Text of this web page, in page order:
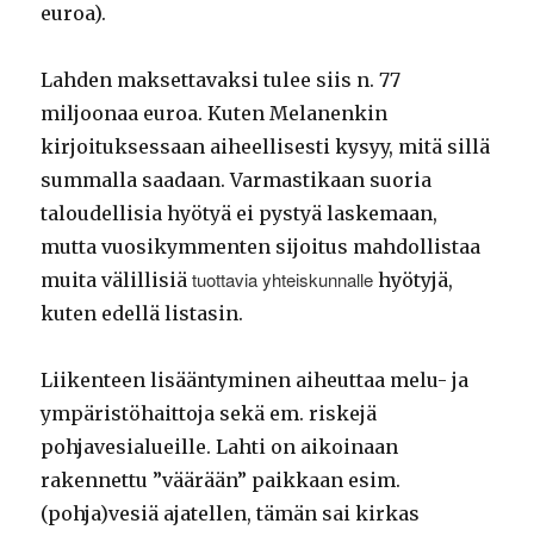
euroa).
Lahden maksettavaksi tulee siis n. 77
miljoonaa euroa. Kuten Melanenkin
kirjoituksessaan aiheellisesti kysyy, mitä sillä
summalla saadaan. Varmastikaan suoria
taloudellisia hyötyä ei pystyä laskemaan,
mutta vuosikymmenten sijoitus mahdollistaa
muita välillisiätuottavia yhteiskunnalle hyötyjä,
kuten edellä listasin.
Liikenteen lisääntyminen aiheuttaa melu- ja
ympäristöhaittoja sekä em. riskejä
pohjavesialueille. Lahti on aikoinaan
rakennettu ”väärään” paikkaan esim.
(pohja)vesiä ajatellen, tämän sai kirkas